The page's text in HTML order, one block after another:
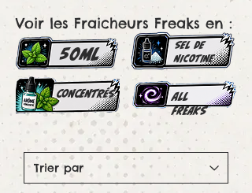
Voir les Fraicheurs Freaks en :
50ml
SEL DE
NICOTINE
concentrés
all
Freaks